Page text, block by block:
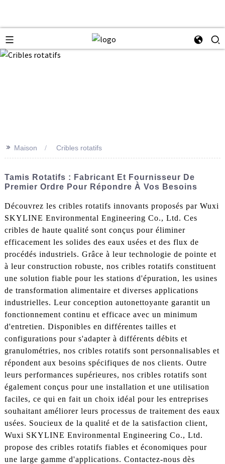
>> Maison Cribles rotatifs
Tamis Rotatifs : Fabricant Et Fournisseur De
Premier Ordre Pour Répondre À Vos Besoins
Découvrez les cribles rotatifs innovants proposés par Wuxi
SKYLINE Environmental Engineering Co., Ltd. Ces
cribles de haute qualité sont conçus pour éliminer
efficacement les solides des eaux usées et des flux de
procédés industriels. Grâce à leur technologie de pointe et
à leur construction robuste, nos cribles rotatifs constituent
une solution fiable pour les stations d'épuration, les usines
de transformation alimentaire et diverses applications
industrielles. Leur conception autonettoyante garantit un
fonctionnement continu et efficace avec un minimum
d'entretien. Disponibles en différentes tailles et
configurations pour s'adapter à différents débits et
granulométries, nos cribles rotatifs sont personnalisables et
répondent aux besoins spécifiques de nos clients. Outre
leurs performances supérieures, nos cribles rotatifs sont
également conçus pour une installation et une utilisation
faciles, ce qui en fait un choix idéal pour les entreprises
souhaitant améliorer leurs processus de traitement des eaux
usées. Soucieux de la qualité et de la satisfaction client,
Wuxi SKYLINE Environmental Engineering Co., Ltd.
propose des cribles rotatifs fiables et économiques pour
une large gamme d'applications. Contactez-nous dès